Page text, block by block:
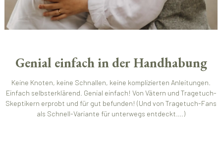
Genial einfach in der Handhabung
Keine Knoten, keine Schnallen, keine komplizierten Anleitungen.
Einfach selbsterklärend. Genial einfach! Von Vätern und Tragetuch-
Skeptikern erprobt und für gut befunden! (Und von Tragetuch-Fans
als Schnell-Variante für unterwegs entdeckt….)